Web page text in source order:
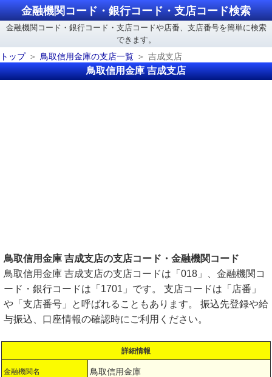
金融機関コード・銀行コード・支店コード検索
金融機関コード・銀行コード・支店コードや店番、支店番号を簡単に検索
できます。
トップ
鳥取信用金庫の支店一覧 吉成支店
鳥取信用金庫 吉成支店
鳥取信用金庫 吉成支店の支店コード・金融機関コード
鳥取信用金庫 吉成支店の支店コードは「018」、金融機関コ
ード・銀行コードは「1701」です。 支店コードは「店番」
や「支店番号」と呼ばれることもあります。 振込先登録や給
与振込、口座情報の確認時にご利用ください。
詳細情報
金融機関名 鳥取信用金庫